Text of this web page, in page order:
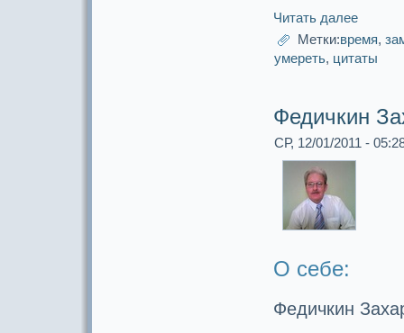
Читать далее
Метки:время,
умереть, цитаты
Федичкин
СР, 12/01/2011 -
О себе:
Федичкин